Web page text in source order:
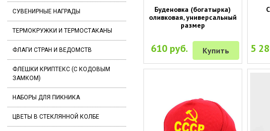
СУВЕНИРНЫЕ НАГРАДЫ
ТЕРМОКРУЖКИ И ТЕРМОСТАКАНЫ
ФЛАГИ СТРАН И ВЕДОМСТВ
ФЛЕШКИ КРИПТЕКС (С КОДОВЫМ
ЗАМКОМ)
НАБОРЫ ДЛЯ ПИКНИКА
ЦВЕТЫ В СТЕКЛЯННОЙ КОЛБЕ
Буденовка (богатырка)
оливковая, универсальный
размер
610 руб. Купить 5